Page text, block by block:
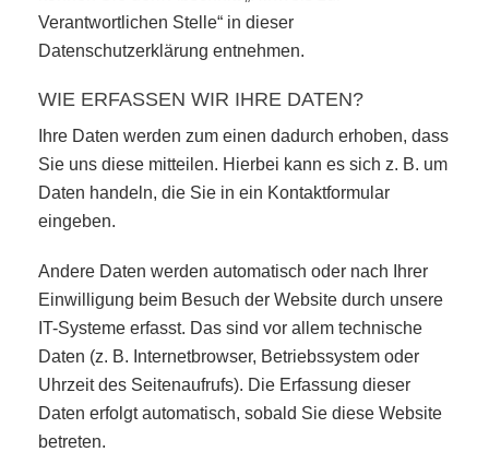
Verantwortlichen Stelle“ in dieser
Datenschutzerklärung entnehmen.
WIE ERFASSEN WIR IHRE DATEN?
Ihre Daten werden zum einen dadurch erhoben, dass
Sie uns diese mitteilen. Hierbei kann es sich z. B. um
Daten handeln, die Sie in ein Kontaktformular
eingeben.
Andere Daten werden automatisch oder nach Ihrer
Einwilligung beim Besuch der Website durch unsere
IT-Systeme erfasst. Das sind vor allem technische
Daten (z. B. Internetbrowser, Betriebssystem oder
Uhrzeit des Seitenaufrufs). Die Erfassung dieser
Daten erfolgt automatisch, sobald Sie diese Website
betreten.